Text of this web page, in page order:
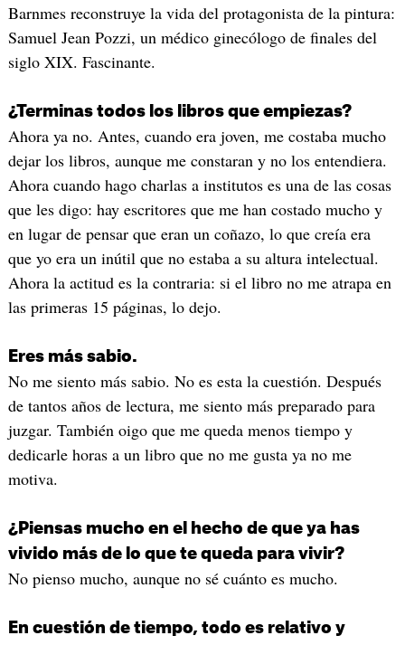
Barnmes reconstruye la vida del protagonista de la pintura:
Samuel Jean Pozzi, un médico ginecólogo de finales del
siglo XIX. Fascinante.
¿Terminas todos los libros que empiezas?
Ahora ya no. Antes, cuando era joven, me costaba mucho
dejar los libros, aunque me constaran y no los entendiera.
Ahora cuando hago charlas a institutos es una de las cosas
que les digo: hay escritores que me han costado mucho y
en lugar de pensar que eran un coñazo, lo que creía era
que yo era un inútil que no estaba a su altura intelectual.
Ahora la actitud es la contraria: si el libro no me atrapa en
las primeras 15 páginas, lo dejo.
Eres más sabio.
No me siento más sabio. No es esta la cuestión. Después
de tantos años de lectura, me siento más preparado para
juzgar. También oigo que me queda menos tiempo y
dedicarle horas a un libro que no me gusta ya no me
motiva.
¿Piensas mucho en el hecho de que ya has
vivido más de lo que te queda para vivir?
No pienso mucho, aunque no sé cuánto es mucho.
En cuestión de tiempo, todo es relativo y